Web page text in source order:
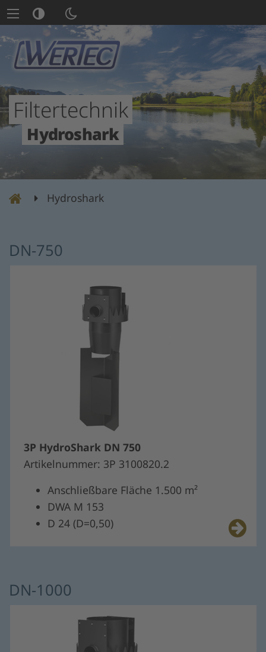
Filtertechnik
Hydroshark
Filtertechnik
GmbH
Hydroshark
DN-750
3P HydroShark DN 750
Artikelnummer: 3P 3100820.2
Anschließbare Fläche 1.500 m²
DWA M 153
D 24 (D=0,50)
DN-1000